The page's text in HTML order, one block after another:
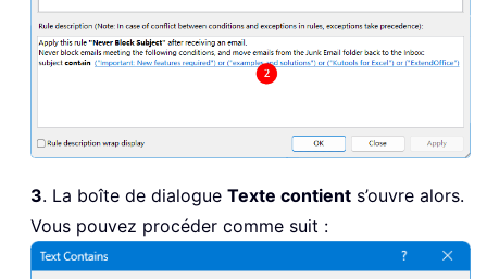
3. La boîte de dialogue Texte contient s’ouvre alors.
Vous pouvez procéder comme suit :